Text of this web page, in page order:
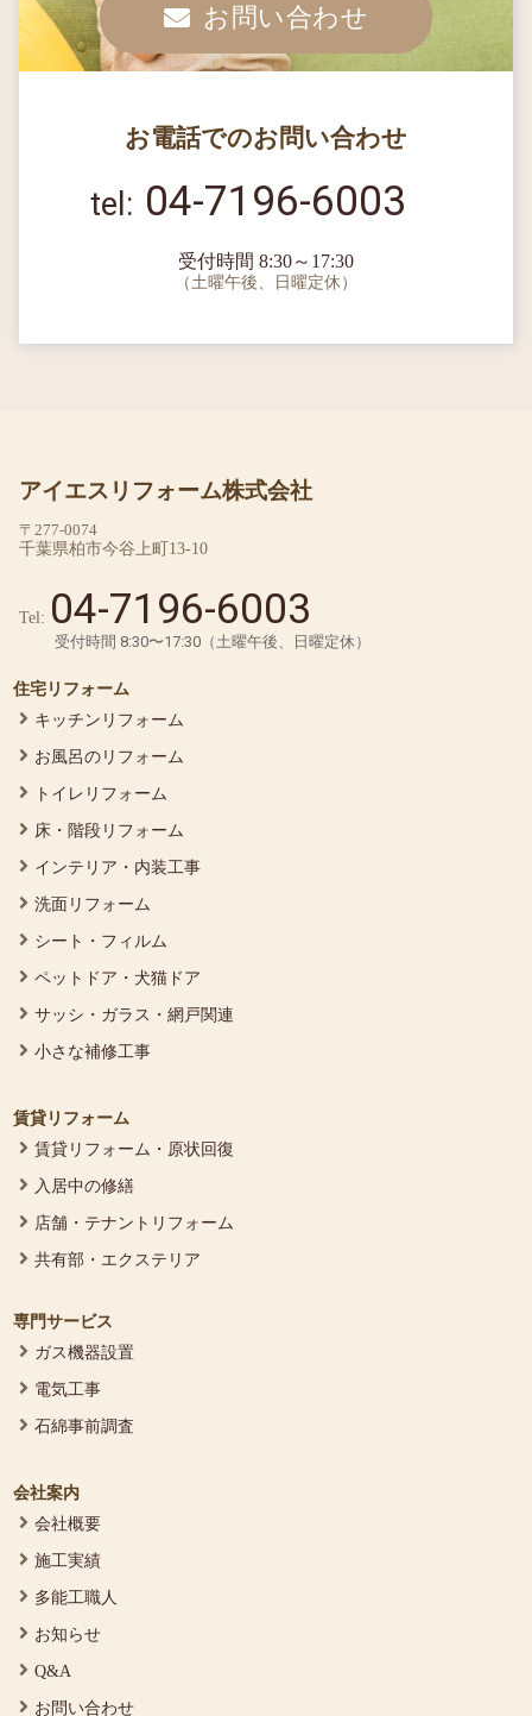
お問い合わせ
お電話でのお問い合わせ
04-7196-6003
受付時間 8:30～17:30
（土曜午後、日曜定休）
アイエスリフォーム株式会社
〒277-0074
千葉県柏市今谷上町13-10
Tel: 04-7196-6003
受付時間 8:30〜17:30（土曜午後、日曜定休）
住宅リフォーム
キッチンリフォーム
お風呂のリフォーム
トイレリフォーム
床・階段リフォーム
インテリア・内装工事
洗面リフォーム
シート・フィルム
ペットドア・犬猫ドア
サッシ・ガラス・網戸関連
小さな補修工事
賃貸リフォーム
賃貸リフォーム・原状回復
入居中の修繕
店舗・テナントリフォーム
共有部・エクステリア
専門サービス
ガス機器設置
電気工事
石綿事前調査
会社案内
会社概要
施工実績
多能工職人
お知らせ
Q&A
お問い合わせ